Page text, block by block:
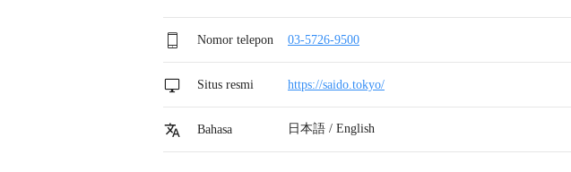
Nomor telepon 03-5726-9500
Situs resmi https://saido.tokyo/
Bahasa 日本語 / English